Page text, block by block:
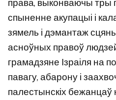
права, выконваючы тры
спыненне акупацыі і
зямель і дэмантаж
асноўных правоў
грамадзяне Ізраіля на
павагу, абарону і
палестынскіх